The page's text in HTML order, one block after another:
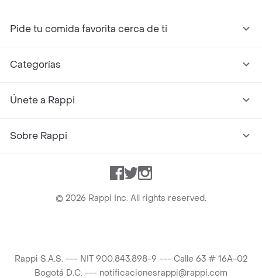
Pide tu comida favorita cerca de ti
Categorías
Únete a Rappi
Sobre Rappi
Facebook
TwitterInstagram
© 2026 Rappi Inc. All rights reserved.
Rappi S.A.S. --- NIT 900.843.898-9 --- Calle 63 # 16A-02
Bogotá D.C. --- notificacionesrappi@rappi.com